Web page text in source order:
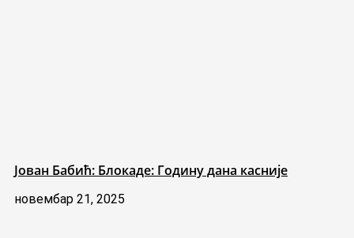
Јован Бабић: Блокаде: Годину дана касније
новембар 21, 2025